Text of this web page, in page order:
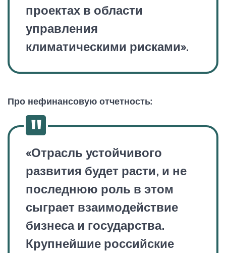
проектах в области
управления
климатическими рисками».
Про нефинансовую отчетность:
«Отрасль устойчивого
развития будет расти, и не
последнюю роль в этом
сыграет взаимодействие
бизнеса и государства.
Крупнейшие российские